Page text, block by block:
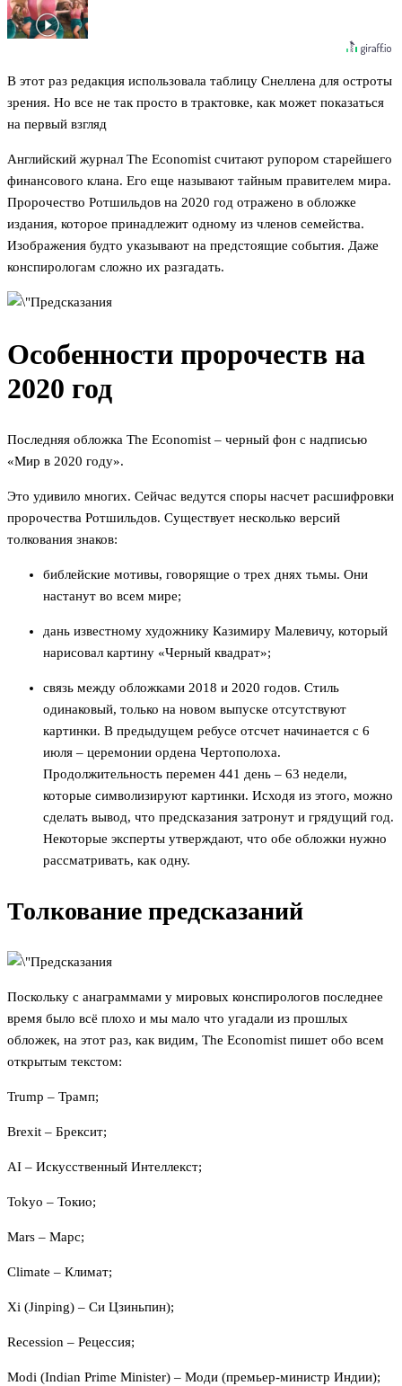
В этот раз редакция использовала таблицу Снеллена для остроты
зрения. Но все не так просто в трактовке, как может показаться
на первый взгляд
Английский журнал The Economist считают рупором старейшего
финансового клана. Его еще называют тайным правителем мира.
Пророчество Ротшильдов на 2020 год отражено в обложке
издания, которое принадлежит одному из членов семейства.
Изображения будто указывают на предстоящие события. Даже
конспирологам сложно их разгадать.
Особенности пророчеств на
2020 год
Последняя обложка The Economist – черный фон с надписью
«Мир в 2020 году».
Это удивило многих. Сейчас ведутся споры насчет расшифровки
пророчества Ротшильдов. Существует несколько версий
толкования знаков:
библейские мотивы, говорящие о трех днях тьмы. Они
настанут во всем мире;
дань известному художнику Казимиру Малевичу, который
нарисовал картину «Черный квадрат»;
связь между обложками 2018 и 2020 годов. Стиль
одинаковый, только на новом выпуске отсутствуют
картинки. В предыдущем ребусе отсчет начинается с 6
июля – церемонии ордена Чертополоха.
Продолжительность перемен 441 день – 63 недели,
которые символизируют картинки. Исходя из этого, можно
сделать вывод, что предсказания затронут и грядущий год.
Некоторые эксперты утверждают, что обе обложки нужно
рассматривать, как одну.
Толкование предсказаний
Поскольку с анаграммами у мировых конспирологов последнее
время было всё плохо и мы мало что угадали из прошлых
обложек, на этот раз, как видим, The Economist пишет обо всем
открытым текстом:
Trump – Трамп;
Brexit – Брексит;
AI – Искусственный Интеллекст;
Tokyo – Токио;
Mars – Марс;
Climate – Климат;
Xi (Jinping) – Си Цзиньпин);
Recession – Рецессия;
Modi (Indian Prime Minister) – Моди (премьер-министр Индии);